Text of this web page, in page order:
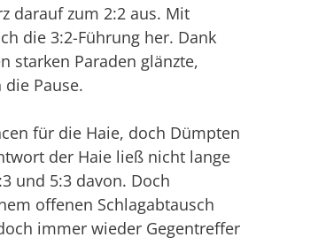
darauf zum 2:2 aus. Mit
die 3:2-Führung her. Dank
starken Paraden glänzte,
Pause.
für die Haie, doch Dümpten
der Haie ließ nicht lange
und 5:3 davon. Doch
offenen Schlagabtausch
immer wieder Gegentreffer